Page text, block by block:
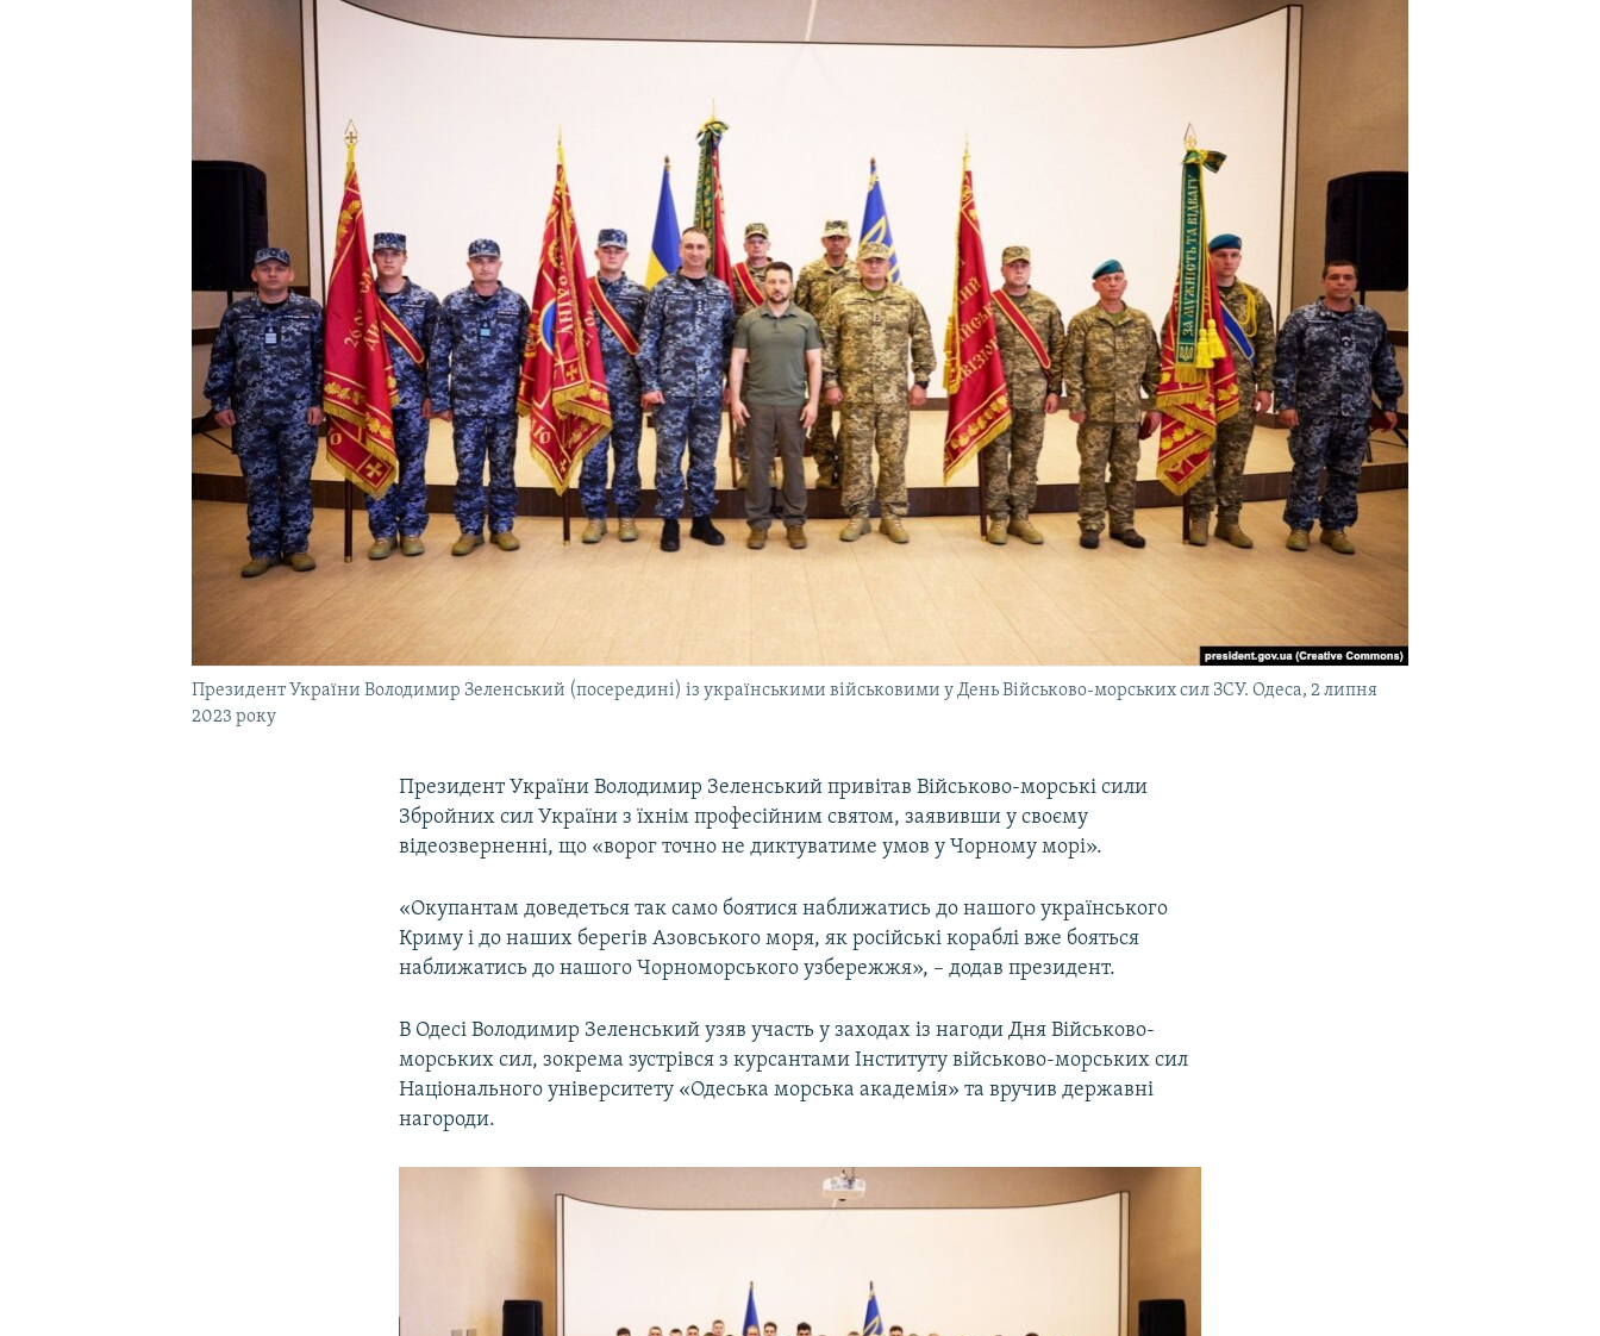
Президент України Володимир Зеленський (посередині) із українськими військовими у День Військово-морських сил ЗСУ. Одеса, 2 липня
2023 року
Президент України Володимир Зеленський привітав Військово-морські сили
Збройних сил України з їхнім професійним святом, заявивши у своєму
відеозверненні, що «ворог точно не диктуватиме умов у Чорному морі».
«Окупантам доведеться так само боятися наближатись до нашого українського
Криму і до наших берегів Азовського моря, як російські кораблі вже бояться
наближатись до нашого Чорноморського узбережжя», – додав президент.
В Одесі Володимир Зеленський узяв участь у заходах із нагоди Дня Військово-
морських сил, зокрема зустрівся з курсантами Інституту військово-морських сил
Національного університету «Одеська морська академія» та вручив державні
нагороди.